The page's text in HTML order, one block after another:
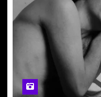
t
o